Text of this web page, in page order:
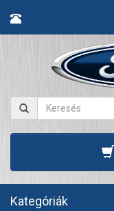
Kategóriák